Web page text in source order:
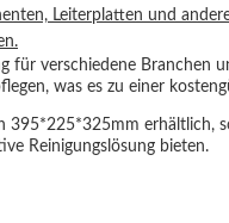
Leiterplatten und
für verschiedene
was es zu einer
erhältlich,
Reinigungslösung bieten.